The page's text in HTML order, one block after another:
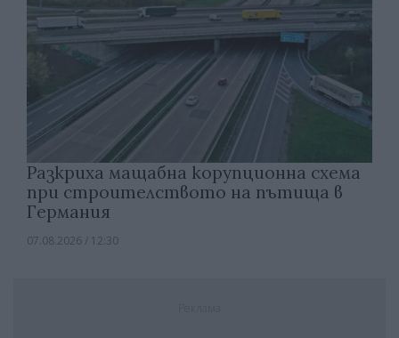
Разкриха мащабна корупционна схема
при строителството на пътища в
Германия
07.08.2026 / 12:30